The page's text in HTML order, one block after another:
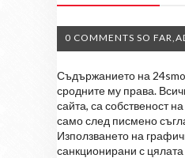
0 COMMENTS SO
Съдържанието на
сродните му права.
сайта, са собственост
само след писмено
Използването на
санкционирани с цялата